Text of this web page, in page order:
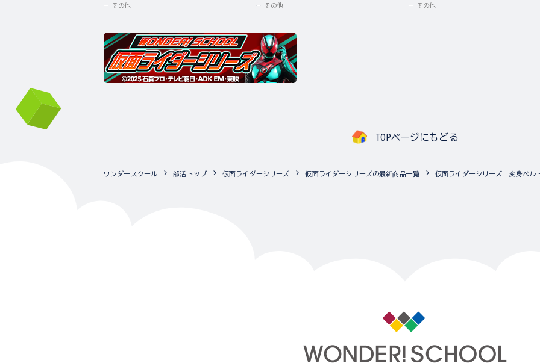
その他 その他 その他
TOPページにもどる
ワンダースクール 部活トップ 仮面ライダーシリーズ 仮面ライダーシリーズの最新商品一覧 仮面ライダーシリーズ 変身ベル